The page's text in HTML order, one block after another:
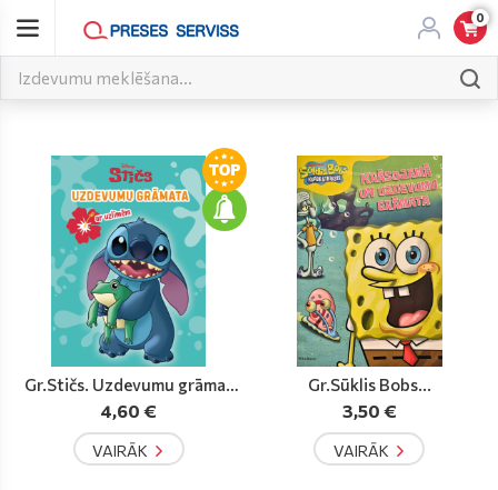
0
Gr.Stičs. Uzdevumu grāmat
a....
4,60 €
VAIRĀK
Gr.Sūklis Bobs...
3,50 €
VAIRĀK